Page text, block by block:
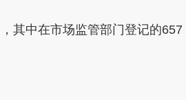
其中在市场监管部门登记的657